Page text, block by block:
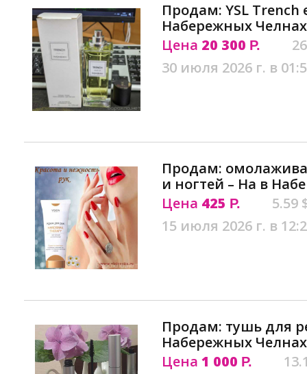
Продам: YSL Trench
Набережных Челнах
Цена 20 300 Р.
30 июля 2026 г. в
Продам:
и ногтей – Ha в
Цена 425 Р.
5.59
15 июля 2026 г. в
Продам: тушь для
Набережных Челнах
Цена 1 000 Р.